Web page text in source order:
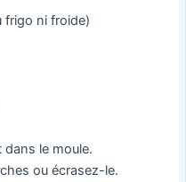
frigo ni froide)
dans le moule.
ou écrasez-le.